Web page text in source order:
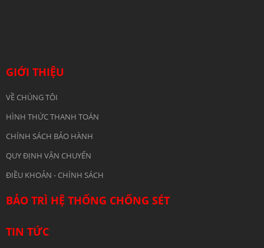
GIỚI THIỆU
VỀ CHÚNG TÔI
HÌNH THỨC THANH TOÁN
CHÍNH SÁCH BẢO HÀNH
QUY ĐỊNH VẬN CHUYỂN
ĐIỀU KHOẢN - CHÍNH SÁCH
BẢO TRÌ HỆ THỐNG CHỐNG SÉT
TIN TỨC